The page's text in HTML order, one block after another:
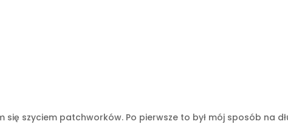
się szyciem patchworków. Po pierwsze to był mój sposób na